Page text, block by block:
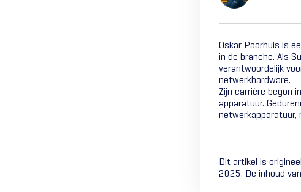
Oskar Paarhuis is
in de branche. Als
verantwoordelijk
netwerkhardware.
Zijn carrière begon
apparatuur.
Dit artikel is
2025. De inhoud